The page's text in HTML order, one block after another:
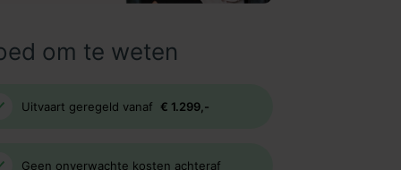
om te weten
Uitvaart geregeld vanaf € 1.299,-
Geen onverwachte kosten achteraf